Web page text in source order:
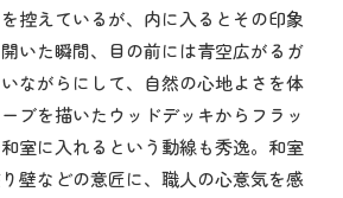
控えているが、内に入るとその印象
いた瞬間、目の前には青空広がるガ
ながらにして、自然の心地よさを体
ブを描いたウッドデッキからフラッ
室に入れるという動線も秀逸。和室
壁などの意匠に、職人の心意気を感